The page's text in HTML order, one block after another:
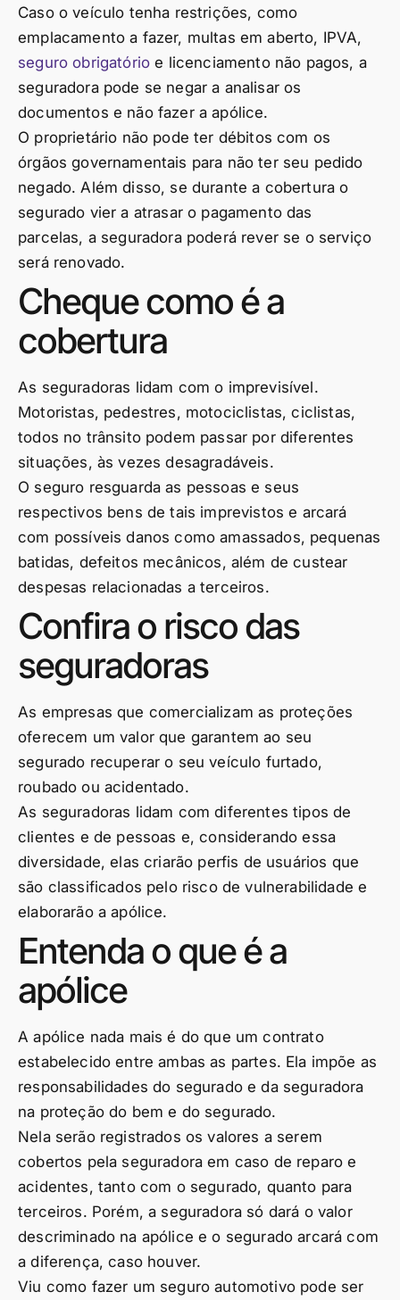
Caso o veículo tenha restrições, como
emplacamento a fazer, multas em aberto, IPVA,
seguro obrigatório e licenciamento não pagos, a
seguradora pode se negar a analisar os
documentos e não fazer a apólice.
O proprietário não pode ter débitos com os
órgãos governamentais para não ter seu pedido
negado. Além disso, se durante a cobertura o
segurado vier a atrasar o pagamento das
parcelas, a seguradora poderá rever se o serviço
será renovado.
Cheque como é a
cobertura
As seguradoras lidam com o imprevisível.
Motoristas, pedestres, motociclistas, ciclistas,
todos no trânsito podem passar por diferentes
situações, às vezes desagradáveis.
O seguro resguarda as pessoas e seus
respectivos bens de tais imprevistos e arcará
com possíveis danos como amassados, pequenas
batidas, defeitos mecânicos, além de custear
despesas relacionadas a terceiros.
Confira o risco das
seguradoras
As empresas que comercializam as proteções
oferecem um valor que garantem ao seu
segurado recuperar o seu veículo furtado,
roubado ou acidentado.
As seguradoras lidam com diferentes tipos de
clientes e de pessoas e, considerando essa
diversidade, elas criarão perfis de usuários que
são classificados pelo risco de vulnerabilidade e
elaborarão a apólice.
Entenda o que é a
apólice
A apólice nada mais é do que um contrato
estabelecido entre ambas as partes. Ela impõe as
responsabilidades do segurado e da seguradora
na proteção do bem e do segurado.
Nela serão registrados os valores a serem
cobertos pela seguradora em caso de reparo e
acidentes, tanto com o segurado, quanto para
terceiros. Porém, a seguradora só dará o valor
descriminado na apólice e o segurado arcará com
a diferença, caso houver.
Viu como fazer um seguro automotivo pode ser